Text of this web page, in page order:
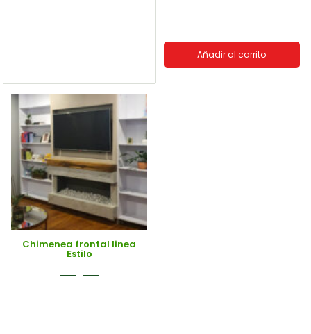
Añadir al carrito
Chimenea frontal linea
Estilo